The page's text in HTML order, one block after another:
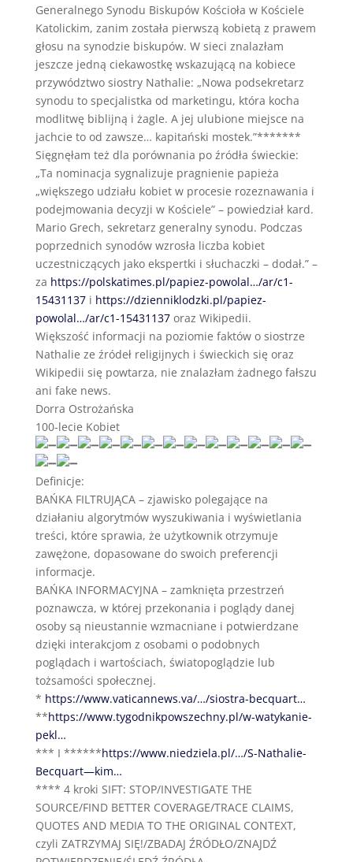
Generalnego Synodu Biskupów Kościoła w Kościele
Katolickim, zanim została pierwszą kobietą z prawem
głosu na synodzie biskupów. W sieci znalazłam
jeszcze jedną ciekawostkę wskazującą na kobiece
przywództwo siostry Nathalie: „Nowa podsekretarz
synodu to specjalistka od marketingu, która kocha
modlitwę biblijną i żagle. A jej ulubione miejsce na
jachcie to od zawsze… kapitański mostek.”*******
Sięgnęłam też dla porównania po źródła świeckie:
„Ta nominacja sygnalizuje pragnienie papieża
„większego udziału kobiet w procesie rozeznawania i
podejmowania decyzji w Kościele” – powiedział kard.
Mario Grech, sekretarz generalny synodu. Podczas
poprzednich synodów wzrosła liczba kobiet
uczestniczących jako ekspertki i słuchaczki – dodał.” –
za https://polskatimes.pl/papiez-powolal…/ar/c1-
15431137i https://dzienniklodzki.pl/papiez-
powolal…/ar/c1-15431137oraz Wikipedii.
Większość informacji na poziomie faktów o siostrze
Nathalie ze źródeł religijnych i świeckich się oraz
Wikipedii się powtarza, nie znalazłam żadnego fałszu
ani fake news.
Dorra Ostrożańska
100-lecie Kobiet
Definicje:
BAŃKA FILTRUJĄCA – zjawisko polegające na
działaniu algorytmów wyszukiwania i wyświetlania
treści, które sprawia, że użytkownik otrzymuje
zawężone, dopasowane do swoich preferencji
informacje.
BAŃKA INFORMACYJNA – zamknięta przestrzeń
poznawcza, w której przekonania i poglądy danej
osoby są nieustannie wzmacniane i potwierdzane
dzięki interakcjom z osobami o podobnych
poglądach i wartościach, światopoglądzie lub
tożsamości społecznej.
* https://www.vaticannews.va/…/siostra-becquart…
**https://www.tygodnikpowszechny.pl/w-watykanie-
pekl…
*** I ******https://www.niedziela.pl/…/S-Nathalie-
Becquart—kim…
**** 4 kroki SIFT: STOP/INVESTIGATE THE
SOURCE/FIND BETTER COVERAGE/TRACE CLAIMS,
QUOTES AND MEDIA TO THE ORIGINAL CONTEXT,
czyli ZATRZYMAJ SIĘ!/ZBADAJ ŹRÓDŁO/ZNAJDŹ